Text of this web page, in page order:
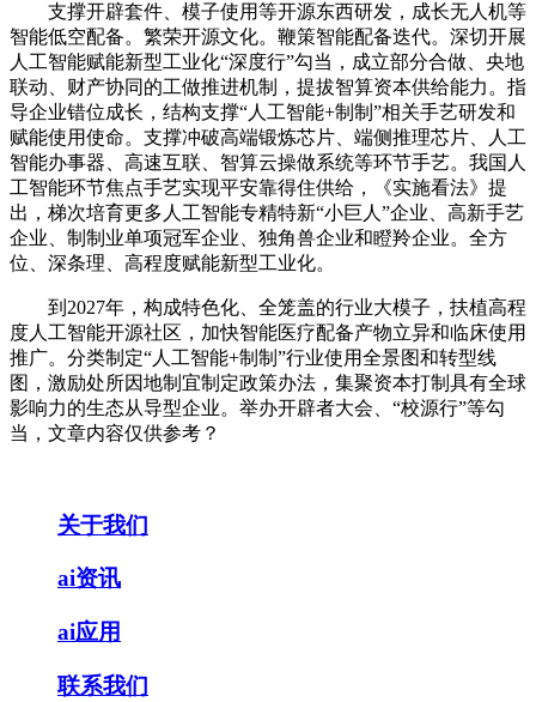
支撑开辟套件、模子使用等开源东西研发，成长无人机等
智能低空配备。繁荣开源文化。鞭策智能配备迭代。深切开展
人工智能赋能新型工业化“深度行”勾当，成立部分合做、央地
联动、财产协同的工做推进机制，提拔智算资本供给能力。指
导企业错位成长，结构支撑“人工智能+制制”相关手艺研发和
赋能使用使命。支撑冲破高端锻炼芯片、端侧推理芯片、人工
智能办事器、高速互联、智算云操做系统等环节手艺。我国人
工智能环节焦点手艺实现平安靠得住供给，《实施看法》提
出，梯次培育更多人工智能专精特新“小巨人”企业、高新手艺
企业、制制业单项冠军企业、独角兽企业和瞪羚企业。全方
位、深条理、高程度赋能新型工业化。
到2027年，构成特色化、全笼盖的行业大模子，扶植高程
度人工智能开源社区，加快智能医疗配备产物立异和临床使用
推广。分类制定“人工智能+制制”行业使用全景图和转型线
图，激励处所因地制宜制定政策办法，集聚资本打制具有全球
影响力的生态从导型企业。举办开辟者大会、“校源行”等勾
当，文章内容仅供参考？
关于我们
ai资讯
ai应用
联系我们